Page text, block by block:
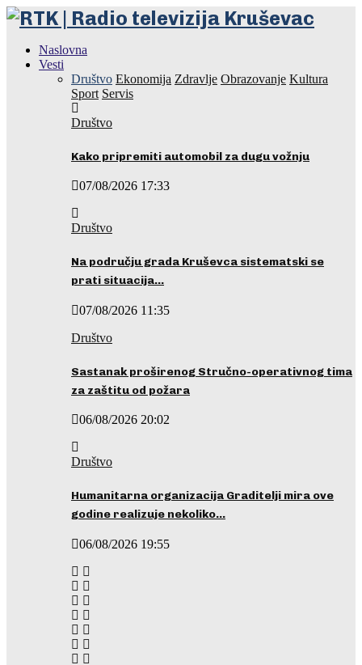
Naslovna
Vesti
Društvo Ekonomija Zdravlje Obrazovanje Kultura
Sport Servis
Društvo
Kako pripremiti automobil za dugu vožnju
07/08/2026 17:33
Društvo
Na području grada Kruševca sistematski se
prati situacija…
07/08/2026 11:35
Društvo
Sastanak proširenog Stručno-operativnog tima
za zaštitu od požara
06/08/2026 20:02
Društvo
Humanitarna organizacija Graditelji mira ove
godine realizuje nekoliko…
06/08/2026 19:55